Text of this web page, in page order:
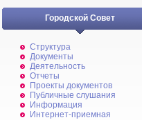
Городской Совет
Структура
Документы
Деятельность
Отчеты
Проекты документов
Публичные слушания
Информация
Интернет-приемная